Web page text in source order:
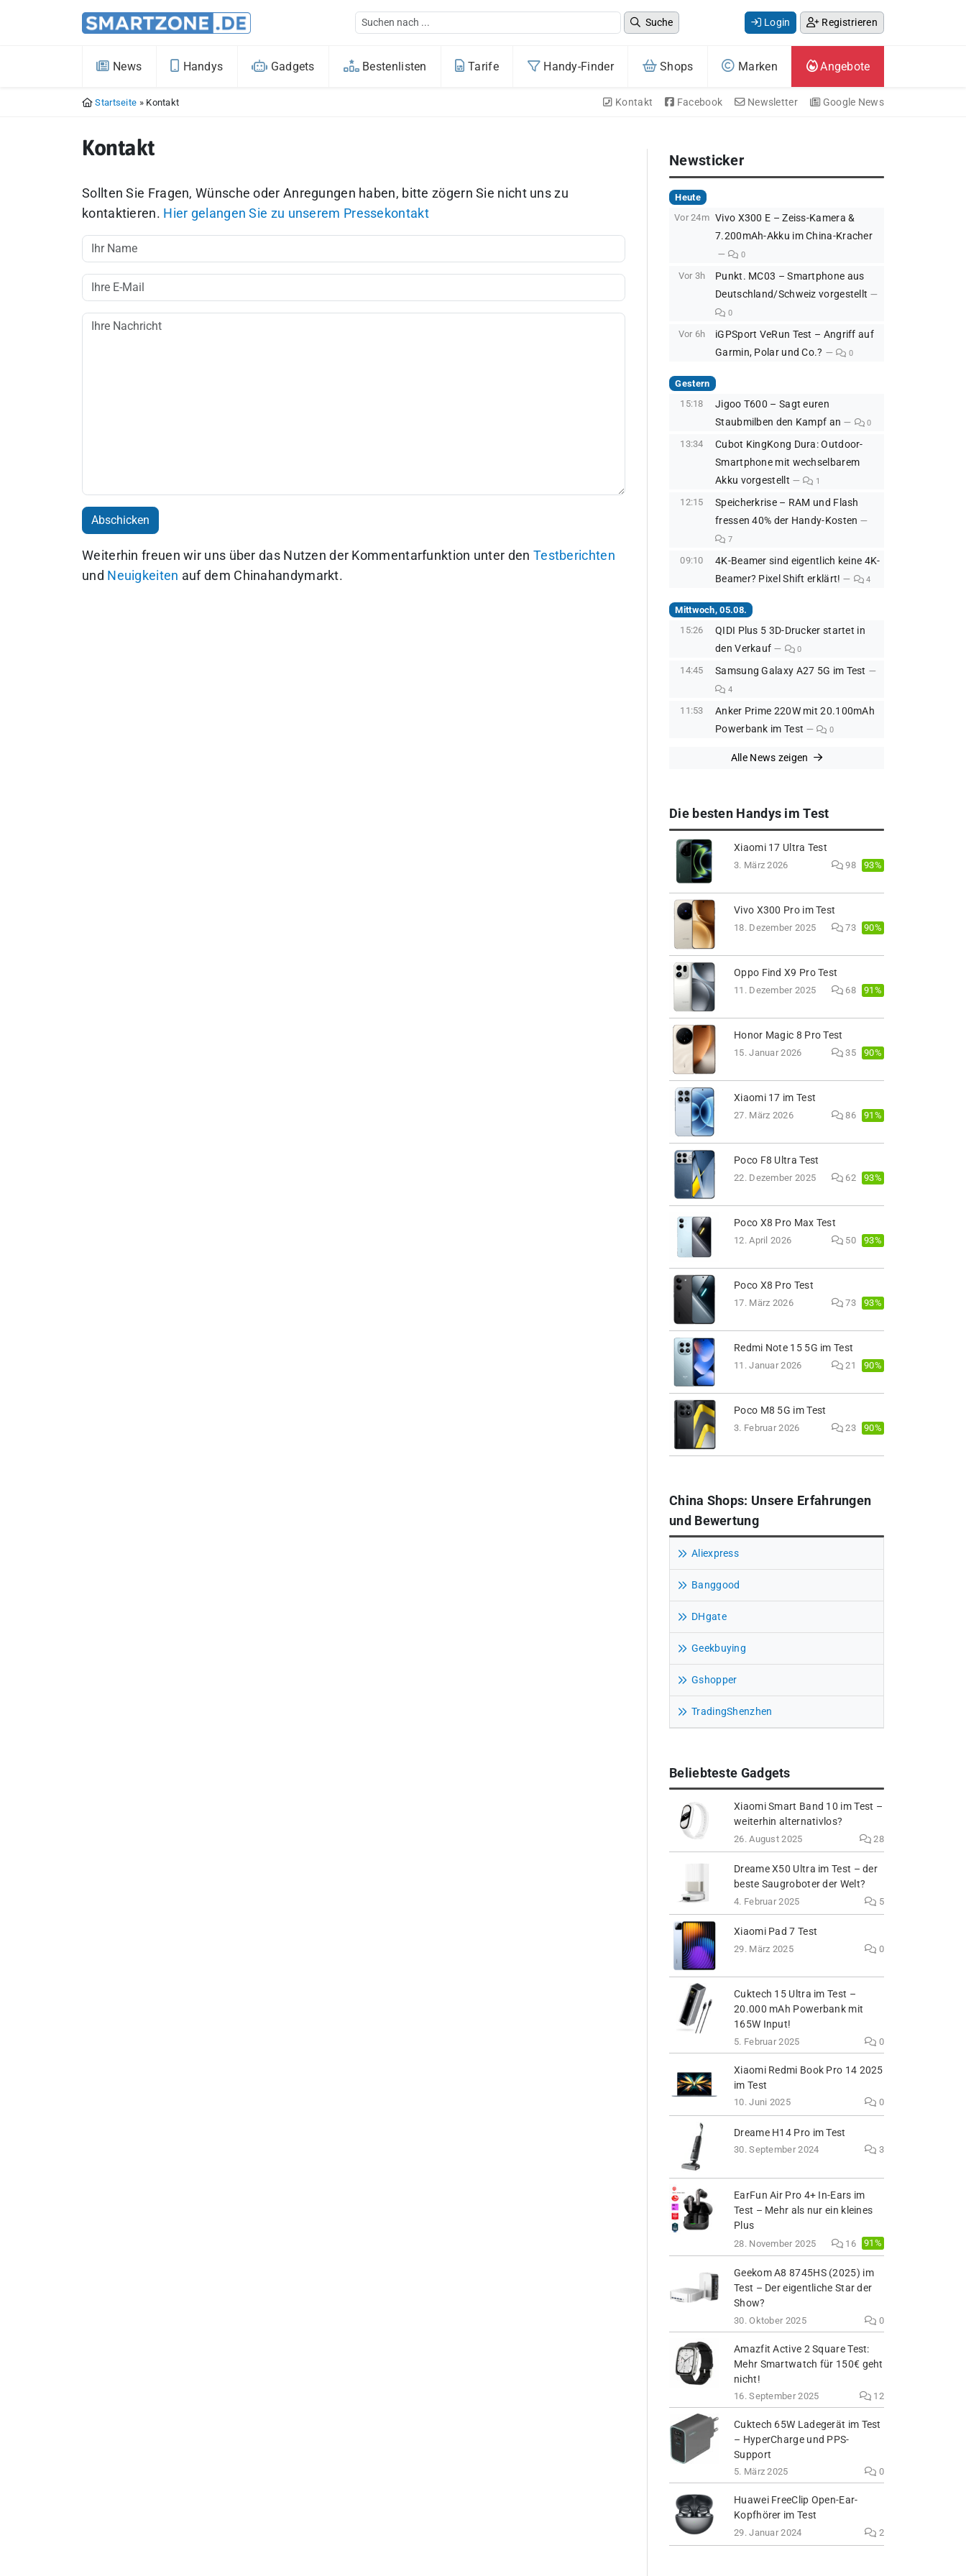
Suche Login Registrieren
News Handys Gadgets Bestenlisten Tarife Handy-Finder Shops Marken Angebote
Startseite » Kontakt Kontakt Facebook Newsletter Google News
Kontakt
Sollten Sie Fragen, Wünsche oder Anregungen haben, bitte zögern Sie nicht uns zu
kontaktieren. Hier gelangen Sie zu unserem Pressekontakt
Weiterhin freuen wir uns über das Nutzen der Kommentarfunktion unter den Testberichten
und Neuigkeiten auf dem Chinahandymarkt.
Newsticker
Heute
Vor 24m Vivo X300 E – Zeiss-Kamera &
7.200mAh-Akku im China-Kracher
0
Vor 3h
Punkt. MC03 – Smartphone aus
Deutschland/Schweiz vorgestellt
0
Vor 6h
iGPSport VeRun Test – Angriff auf
Garmin, Polar und Co.?
0
Gestern
15:18
Jigoo T600 – Sagt euren
Staubmilben den Kampf an
0
13:34
Cubot KingKong Dura: Outdoor-
Smartphone mit wechselbarem
Akku vorgestellt
1
12:15
Speicherkrise – RAM und Flash
fressen 40% der Handy-Kosten
7
09:10
4K-Beamer sind eigentlich keine 4K-
Beamer? Pixel Shift erklärt!
4
Mittwoch, 05.08.
15:26
QIDI Plus 5 3D-Drucker startet in
den Verkauf
0
14:45 Samsung Galaxy A27 5G im Test
4
11:53
Anker Prime 220W mit 20.100mAh
Powerbank im Test
0
Alle News zeigen
Die besten Handys im Test
Xiaomi 17 Ultra Test
3. März 2026 98 93%
Vivo X300 Pro im Test
18. Dezember 2025 73 90%
Oppo Find X9 Pro Test
11. Dezember 2025 68 91%
Honor Magic 8 Pro Test
15. Januar 2026 35 90%
Xiaomi 17 im Test
27. März 2026 86 91%
Poco F8 Ultra Test
22. Dezember 2025 62 93%
Poco X8 Pro Max Test
12. April 2026 50 93%
Poco X8 Pro Test
17. März 2026 73 93%
Redmi Note 15 5G im Test
11. Januar 2026 21 90%
Poco M8 5G im Test
3. Februar 2026 23 90%
China Shops: Unsere Erfahrungen
und Bewertung
Aliexpress
Banggood
DHgate
Geekbuying
Gshopper
TradingShenzhen
Beliebteste Gadgets
Xiaomi Smart Band 10 im Test –
weiterhin alternativlos?
26. August 2025 28
Dreame X50 Ultra im Test – der
beste Saugroboter der Welt?
4. Februar 2025 5
Xiaomi Pad 7 Test
29. März 2025 0
Cuktech 15 Ultra im Test –
20.000 mAh Powerbank mit
165W Input!
5. Februar 2025 0
Xiaomi Redmi Book Pro 14 2025
im Test
10. Juni 2025 0
Dreame H14 Pro im Test
30. September 2024 3
EarFun Air Pro 4+ In-Ears im
Test – Mehr als nur ein kleines
Plus
28. November 2025 16 91%
Geekom A8 8745HS (2025) im
Test – Der eigentliche Star der
Show?
30. Oktober 2025 0
Amazfit Active 2 Square Test:
Mehr Smartwatch für 150€ geht
nicht!
16. September 2025 12
Cuktech 65W Ladegerät im Test
– HyperCharge und PPS-
Support
5. März 2025 0
Huawei FreeClip Open-Ear-
Kopfhörer im Test
29. Januar 2024 2